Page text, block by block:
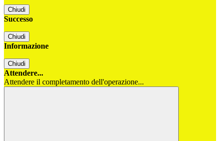
Chiudi
Successo
Chiudi
Informazione
Chiudi
Attendere...
Attendere il completamento dell'operazione...